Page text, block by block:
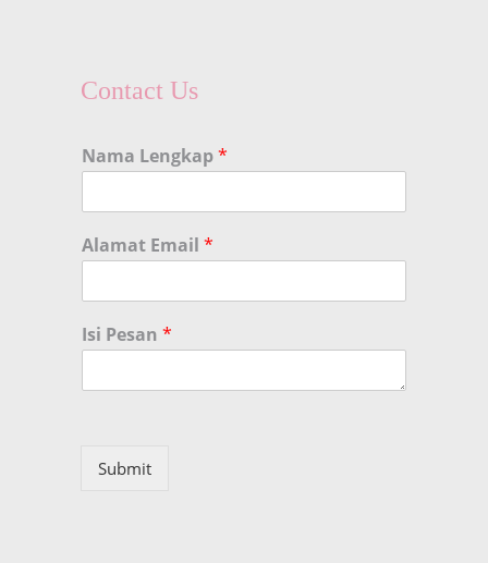
Contact Us
Nama Lengkap*
Alamat Email *
Isi Pesan *
Submit